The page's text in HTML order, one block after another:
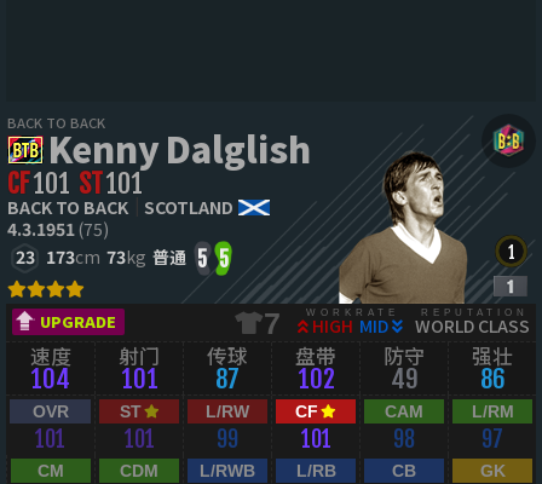
BACK TO BACK
Kenny Dalglish
CF101 ST101
BACK TO BACK
SCOTLAND
4.3.1951(75)
23 173cm 73kg 普通 5 5
UPGRADE 7 WORKRATE
HIGH MID
REPUTATION
WORLD CLASS
速度
104
射门
101
传球
87
盘带
102
防守
49
强壮
86
OVR
101
ST
101
L/RW
99
CF
101
CAM
98
L/RM
97
CM CDM L/RWB L/RB CB GK